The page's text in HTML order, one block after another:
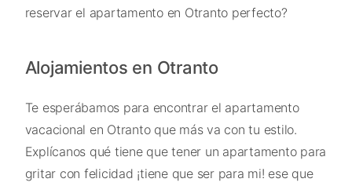
reservar el apartamento en Otranto perfecto?
Alojamientos en Otranto
Te esperábamos para encontrar el apartamento
vacacional en Otranto que más va con tu estilo.
Explícanos qué tiene que tener un apartamento para
gritar con felicidad ¡tiene que ser para mi! ese que